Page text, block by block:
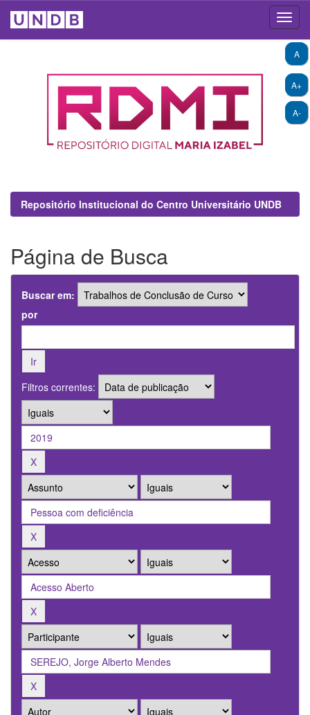
A+
A-
A
Repositório Institucional do Centro Universitário UNDB
Página de Busca
Buscar em:
por
Filtros correntes: